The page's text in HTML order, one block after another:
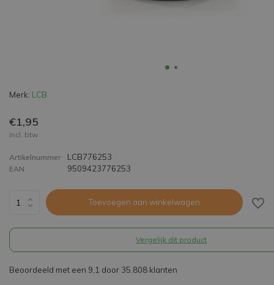
Merk: LCB
€1,95
Incl. btw
Artikelnummer LCB776253
EAN 9509423776253
Toevoegen aan winkelwagen
Vergelijk dit product
Beoordeeld met een 9,1 door 35.808 klanten